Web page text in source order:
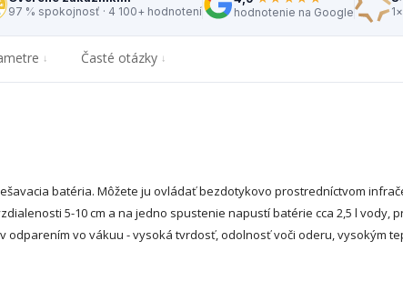
97 % spokojnosť · 4 100+ hodnotení
hodnotenie na Google
Časté otázky
batéria. Môžete ju ovládať bezdotykovo prostredníctvom
5-10 cm a na jedno spustenie napustí batérie cca 2,5 l vody,
odparením vo vákuu - vysoká tvrdosť, odolnosť voči oderu, vysokým